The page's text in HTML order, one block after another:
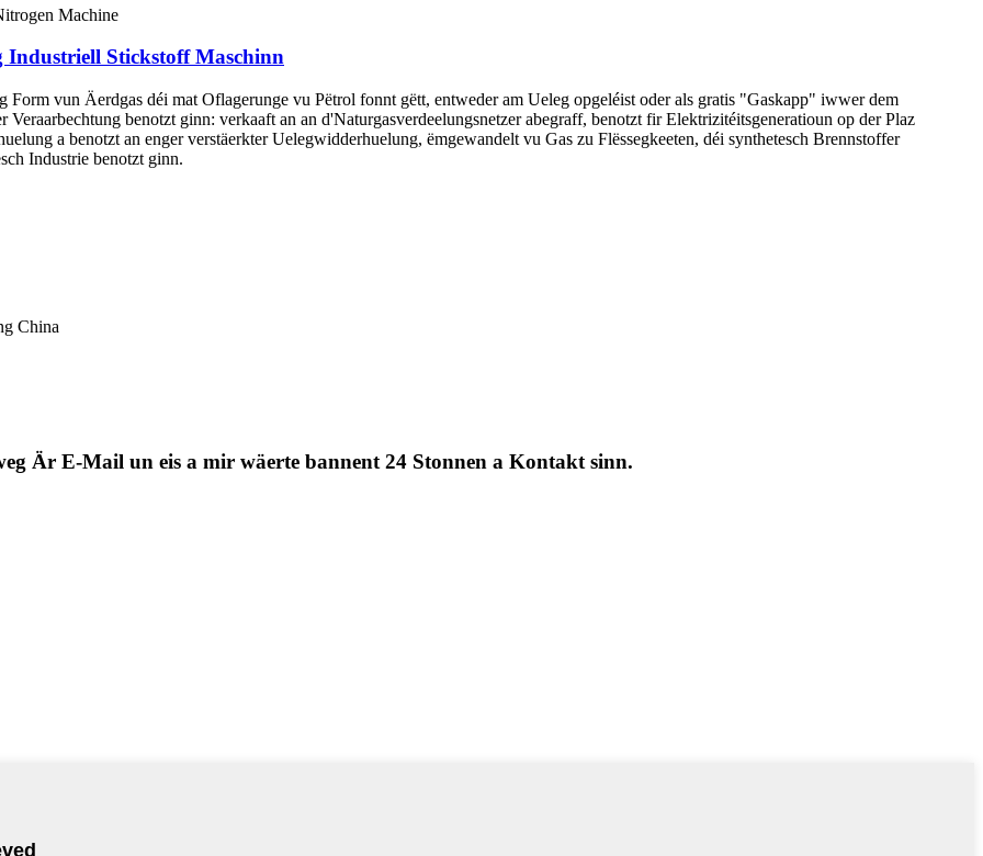
Industriell Stickstoff Maschinn
Form vun Äerdgas déi mat Oflagerunge vu Pëtrol fonnt gëtt, entweder am Ueleg opgeléist oder als gratis "Gaskapp" iwwer dem
Veraarbechtung benotzt ginn: verkaaft an an d'Naturgasverdeelungsnetzer abegraff, benotzt fir Elektrizitéitsgeneratioun op der Plaz
a benotzt an enger verstäerkter Uelegwidderhuelung, ëmgewandelt vu Gas zu Flëssegkeeten, déi synthetesch Brennstoffer
Industrie benotzt ginn.
China
Är E-Mail un eis a mir wäerte bannent 24 Stonnen a Kontakt sinn.